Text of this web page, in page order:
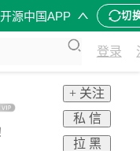
开源中国APP 切
登录
+ 关注
私 信
拉 黑